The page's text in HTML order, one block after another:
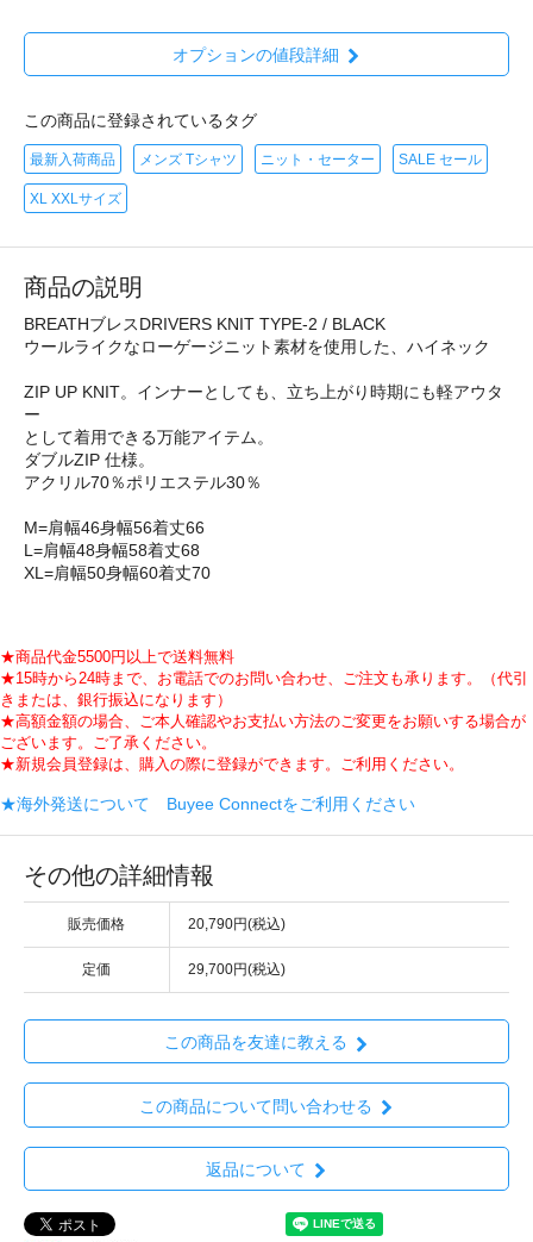
オプションの値段詳細
この商品に登録されているタグ
最新入荷商品 メンズ Tシャツ ニット・セーター SALE セール
XL XXLサイズ
商品の説明
BREATHブレスDRIVERS KNIT TYPE-2 / BLACK
ウールライクなローゲージニット素材を使用した、ハイネック
ZIP UP KNIT。インナーとしても、立ち上がり時期にも軽アウタ
ー
として着用できる万能アイテム。
ダブルZIP 仕様。
アクリル70％ポリエステル30％
M=肩幅46身幅56着丈66
L=肩幅48身幅58着丈68
XL=肩幅50身幅60着丈70
★商品代金5500円以上で送料無料
★15時から24時まで、お電話でのお問い合わせ、ご注文も承ります。（代引
きまたは、銀行振込になります）
★高額金額の場合、ご本人確認やお支払い方法のご変更をお願いする場合が
ございます。ご了承ください。
★新規会員登録は、購入の際に登録ができます。ご利用ください。
★海外発送について Buyee Connectをご利用ください
その他の詳細情報
販売価格 20,790円(税込)
定価 29,700円(税込)
この商品を友達に教える
この商品について問い合わせる
返品について